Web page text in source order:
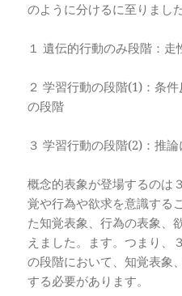
のように分けるに至りました
１ 遺伝的行動のみ段階：
２ 学習行動の段階(1)：条
の段階
３ 学習行動の段階(2)：推
概念的表象が登場するのは
覚や行為や欲求を意識する
た知覚表象、行為の表象、
えました。ます。つまり、
の段階において、知覚表象
する必要があります。